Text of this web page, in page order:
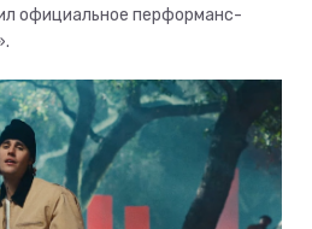
официальное перформанс-